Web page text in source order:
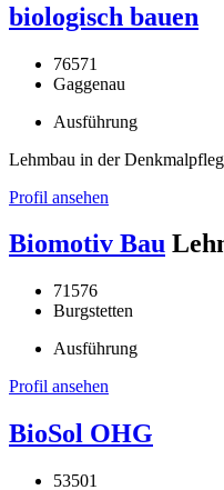
biologisch bauen
76571
Gaggenau
Ausführung
Lehmbau in der
Profil ansehen
Biomotiv Bau
71576
Burgstetten
Ausführung
Profil ansehen
BioSol OHG
53501